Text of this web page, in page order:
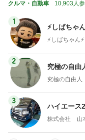
クルマ・自動車 10,903人
1
⚡️しばちゃ
⚡️しばちゃん⚡️
2
究極の自由
究極の自由
3
ハイエース
株式会社 山